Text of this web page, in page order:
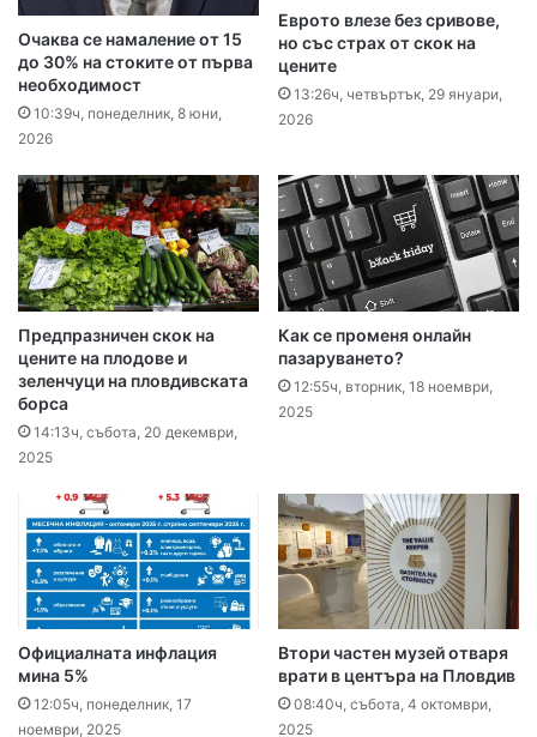
Очаква се намаление от 15
до 30% на стоките от първа
необходимост
10:39ч, понеделник, 8 юни,
2026
Еврото влезе без сривове,
но със страх от скок на
цените
13:26ч, четвъртък, 29 януари,
2026
Предпразничен скок на
цените на плодове и
зеленчуци на пловдивската
борса
14:13ч, събота, 20 декември,
2025
Как се променя онлайн
пазаруването?
12:55ч, вторник, 18 ноември,
2025
Официалната инфлация
мина 5%
12:05ч, понеделник, 17
ноември, 2025
Втори частен музей отваря
врати в центъра на Пловдив
08:40ч, събота, 4 октомври,
2025